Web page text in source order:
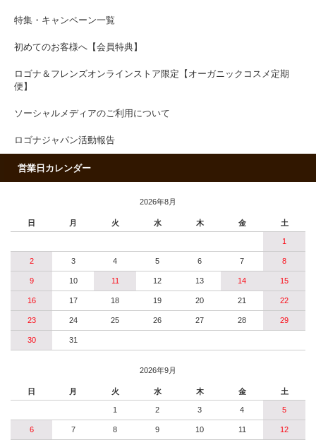
特集・キャンペーン一覧
初めてのお客様へ【会員特典】
ロゴナ＆フレンズオンラインストア限定【オーガニックコスメ定期
便】
ソーシャルメディアのご利用について
ロゴナジャパン活動報告
営業日カレンダー
2026年8月
日 月 火 水 木 金 土
1
2 3 4 5 6 7 8
9 10 11 12 13 14 15
16 17 18 19 20 21 22
23 24 25 26 27 28 29
30 31
2026年9月
日 月 火 水 木 金 土
1 2 3 4 5
6 7 8 9 10 11 12